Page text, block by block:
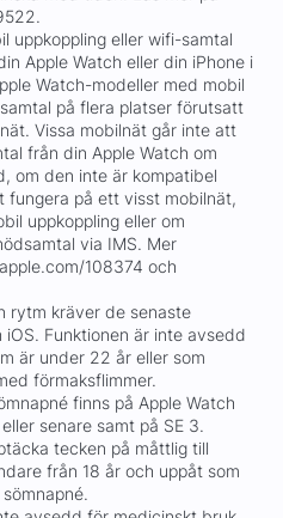
uppkoppling eller wifi-samtal
Apple Watch eller din iPhone i
Watch-modeller med mobil
på flera platser förutsatt
Vissa mobilnät går inte att
från din Apple Watch om
om den inte är kompatibel
fungera på ett visst mobilnät,
uppkoppling eller om
via IMS. Mer
108374 och
rytm kräver de senaste
Funktionen är inte avsedd
är under 22 år eller som
förmaksflimmer.
finns på Apple Watch
senare samt på SE 3.
tecken på måttlig till
från 18 år och uppåt som